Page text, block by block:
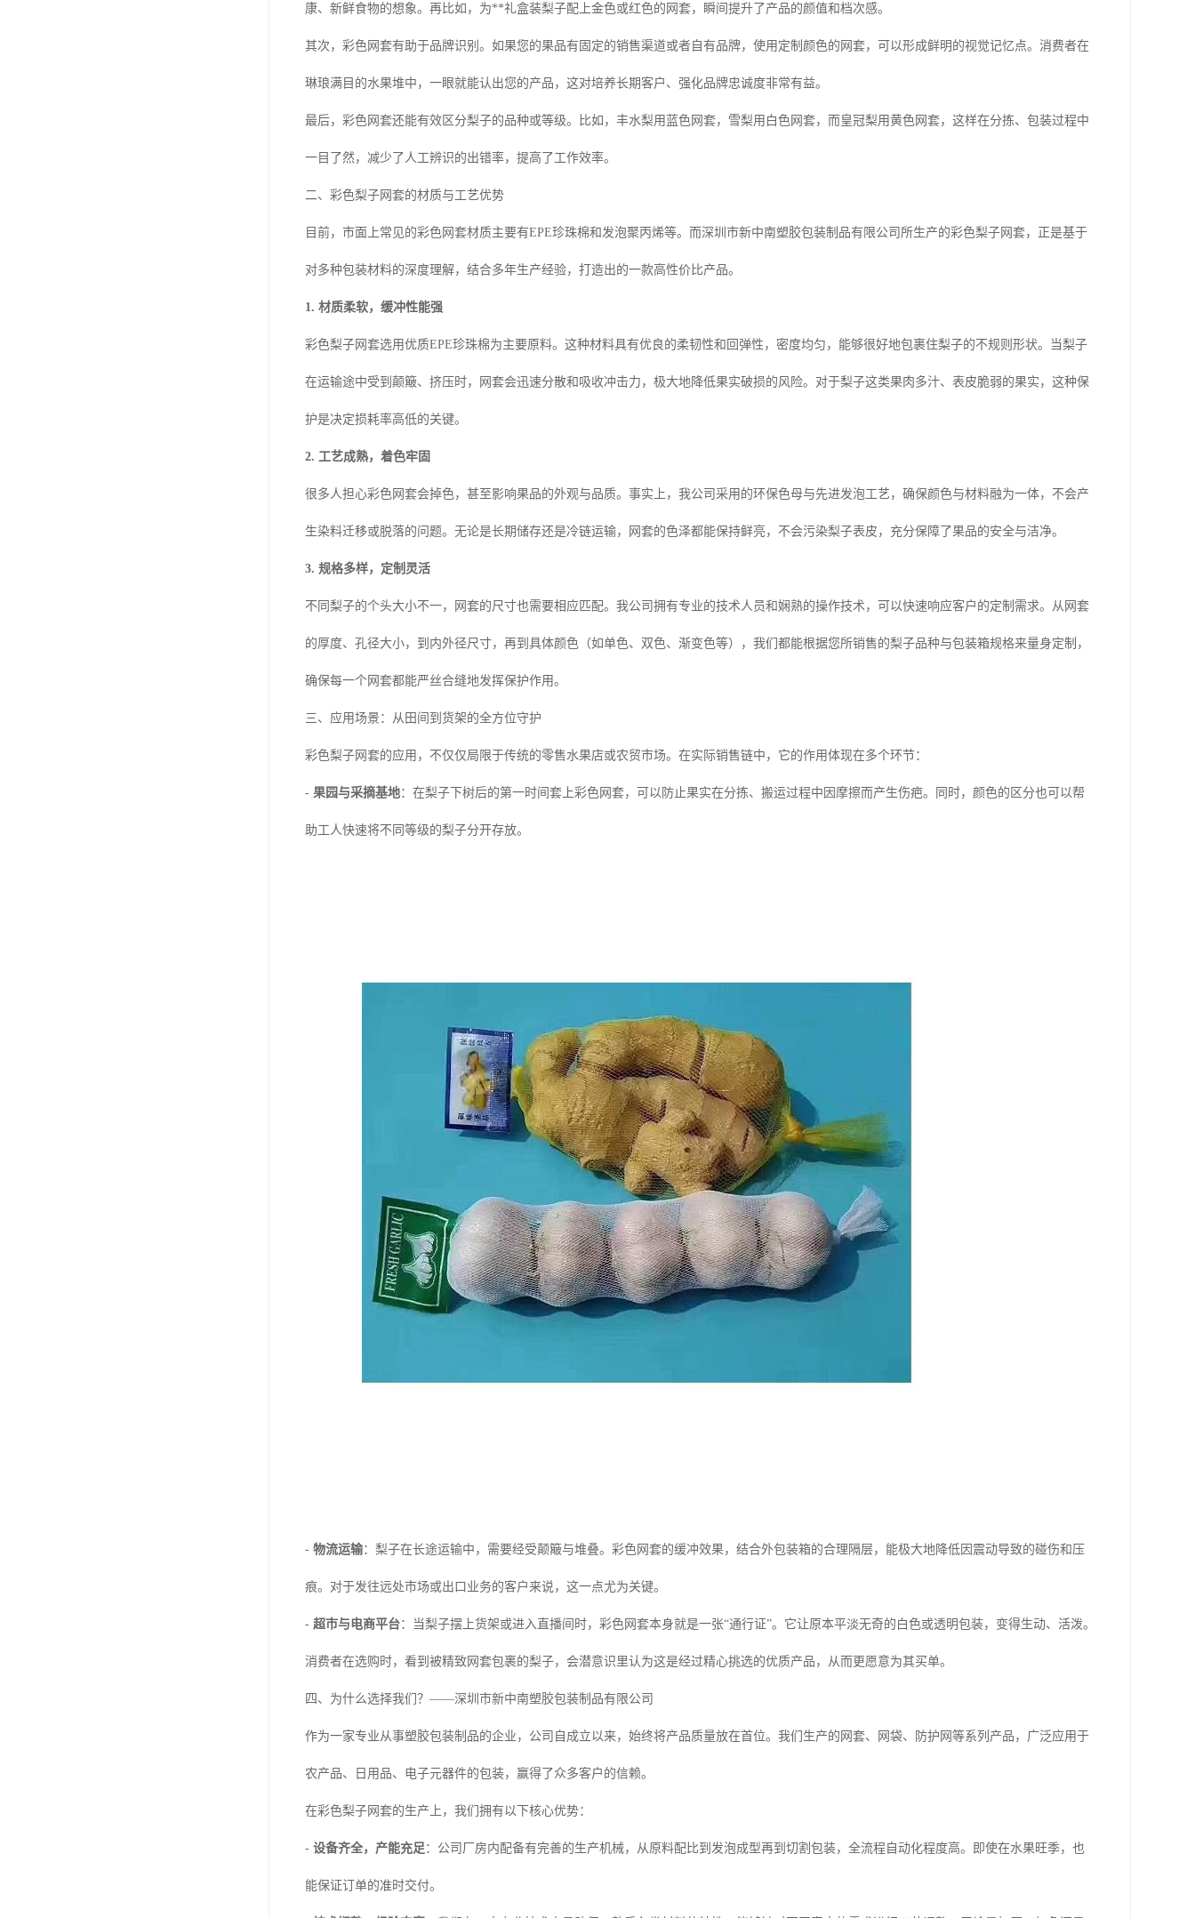
康、新鲜食物的想象。再比如，为**礼盒装梨子配上金色或红色的网套，瞬间提升了产品的颜值和档次感。
其次，彩色网套有助于品牌识别。如果您的果品有固定的销售渠道或者自有品牌，使用定制颜色的网套，可以形成鲜明的视觉记忆点。消费者在
琳琅满目的水果堆中，一眼就能认出您的产品，这对培养长期客户、强化品牌忠诚度非常有益。
最后，彩色网套还能有效区分梨子的品种或等级。比如，丰水梨用蓝色网套，雪梨用白色网套，而皇冠梨用黄色网套，这样在分拣、包装过程中
一目了然，减少了人工辨识的出错率，提高了工作效率。
二、彩色梨子网套的材质与工艺优势
目前，市面上常见的彩色网套材质主要有EPE珍珠棉和发泡聚丙烯等。而深圳市新中南塑胶包装制品有限公司所生产的彩色梨子网套，正是基于
对多种包装材料的深度理解，结合多年生产经验，打造出的一款高性价比产品。
1. 材质柔软，缓冲性能强
彩色梨子网套选用优质EPE珍珠棉为主要原料。这种材料具有优良的柔韧性和回弹性，密度均匀，能够很好地包裹住梨子的不规则形状。当梨子
在运输途中受到颠簸、挤压时，网套会迅速分散和吸收冲击力，极大地降低果实破损的风险。对于梨子这类果肉多汁、表皮脆弱的果实，这种保
护是决定损耗率高低的关键。
2. 工艺成熟，着色牢固
很多人担心彩色网套会掉色，甚至影响果品的外观与品质。事实上，我公司采用的环保色母与先进发泡工艺，确保颜色与材料融为一体，不会产
生染料迁移或脱落的问题。无论是长期储存还是冷链运输，网套的色泽都能保持鲜亮，不会污染梨子表皮，充分保障了果品的安全与洁净。
3. 规格多样，定制灵活
不同梨子的个头大小不一，网套的尺寸也需要相应匹配。我公司拥有专业的技术人员和娴熟的操作技术，可以快速响应客户的定制需求。从网套
的厚度、孔径大小，到内外径尺寸，再到具体颜色（如单色、双色、渐变色等），我们都能根据您所销售的梨子品种与包装箱规格来量身定制，
确保每一个网套都能严丝合缝地发挥保护作用。
三、应用场景：从田间到货架的全方位守护
彩色梨子网套的应用，不仅仅局限于传统的零售水果店或农贸市场。在实际销售链中，它的作用体现在多个环节：
- 果园与采摘基地：在梨子下树后的第一时间套上彩色网套，可以防止果实在分拣、搬运过程中因摩擦而产生伤疤。同时，颜色的区分也可以帮
助工人快速将不同等级的梨子分开存放。
- 物流运输：梨子在长途运输中，需要经受颠簸与堆叠。彩色网套的缓冲效果，结合外包装箱的合理隔层，能极大地降低因震动导致的碰伤和压
痕。对于发往远处市场或出口业务的客户来说，这一点尤为关键。
- 超市与电商平台：当梨子摆上货架或进入直播间时，彩色网套本身就是一张“通行证”。它让原本平淡无奇的白色或透明包装，变得生动、活泼。
消费者在选购时，看到被精致网套包裹的梨子，会潜意识里认为这是经过精心挑选的优质产品，从而更愿意为其买单。
四、为什么选择我们？——深圳市新中南塑胶包装制品有限公司
作为一家专业从事塑胶包装制品的企业，公司自成立以来，始终将产品质量放在首位。我们生产的网套、网袋、防护网等系列产品，广泛应用于
农产品、日用品、电子元器件的包装，赢得了众多客户的信赖。
在彩色梨子网套的生产上，我们拥有以下核心优势：
- 设备齐全，产能充足 ：公司厂房内配备有完善的生产机械，从原料配比到发泡成型再到切割包装，全流程自动化程度高。即使在水果旺季，也
能保证订单的准时交付。